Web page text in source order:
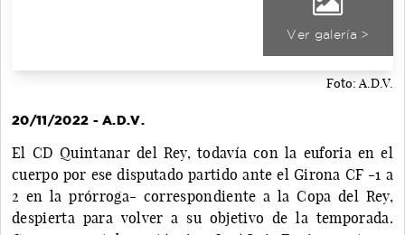
Ver galería >
Foto: A.D.V.
20/11/2022 - A.D.V.
El CD Quintanar del Rey, todavía con la euforia en el
cuerpo por ese disputado partido ante el Girona CF -1 a
2 en la prórroga- correspondiente a la Copa del Rey,
despierta para volver a su objetivo de la temporada.